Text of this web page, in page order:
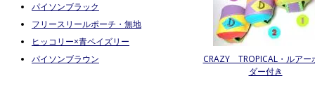
CRAZY TROPICAL・ルアー
ダー付き
パイソンブラック
フリースリールポーチ・無地
ヒッコリー×青ペイズリー
パイソンブラウン